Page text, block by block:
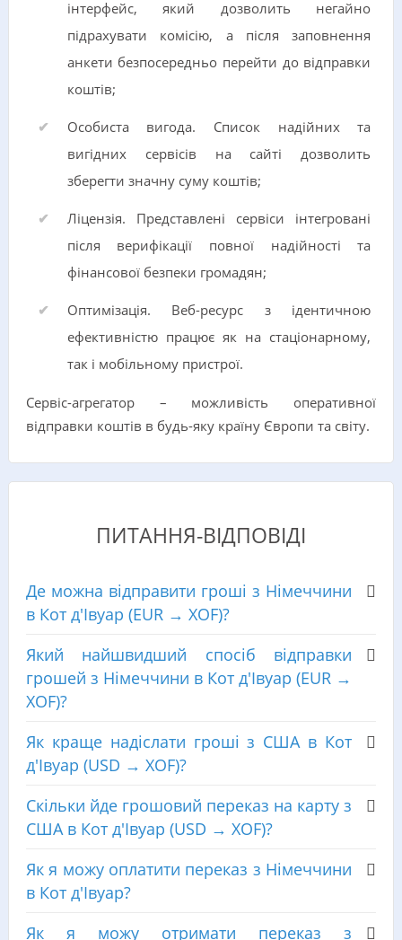
інтерфейс, який дозволить негайно
підрахувати комісію, а після заповнення
анкети безпосередньо перейти до відправки
коштів;
Особиста вигода. Список надійних та
вигідних сервісів на сайті дозволить
зберегти значну суму коштів;
Ліцензія. Представлені сервіси інтегровані
після верифікації повної надійності та
фінансової безпеки громадян;
Оптимізація. Веб-ресурс з ідентичною
ефективністю працює як на стаціонарному,
так і мобільному пристрої.
Сервіс-агрегатор – можливість оперативної
відправки коштів в будь-яку країну Європи та світу.
ПИТАННЯ-ВІДПОВІДІ
Де можна відправити гроші з Німеччини
в Кот д'Івуар (EUR → XOF)?
Який найшвидший спосіб відправки
грошей з Німеччини в Кот д'Івуар (EUR →
XOF)?
Як краще надіслати гроші з США в Кот
д'Івуар (USD → XOF)?
Скільки йде грошовий переказ на карту з
США в Кот д'Івуар (USD → XOF)?
Як я можу оплатити переказ з Німеччини
в Кот д'Івуар?
Як я можу отримати переказ з